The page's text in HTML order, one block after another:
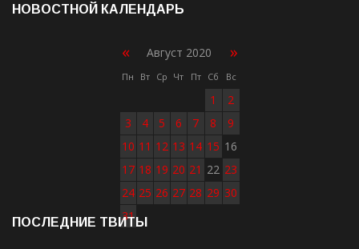
НОВОСТНОЙ КАЛЕНДАРЬ
« Август 2020 »
Пн Вт Ср Чт Пт Сб Вс
1
2
3
4 5 6 7 8
9
10 11 12 13 14 15 16
17 18 19 20 21 22 23
24 25 26 27 28 29 30
31
ПОСЛЕДНИЕ ТВИТЫ